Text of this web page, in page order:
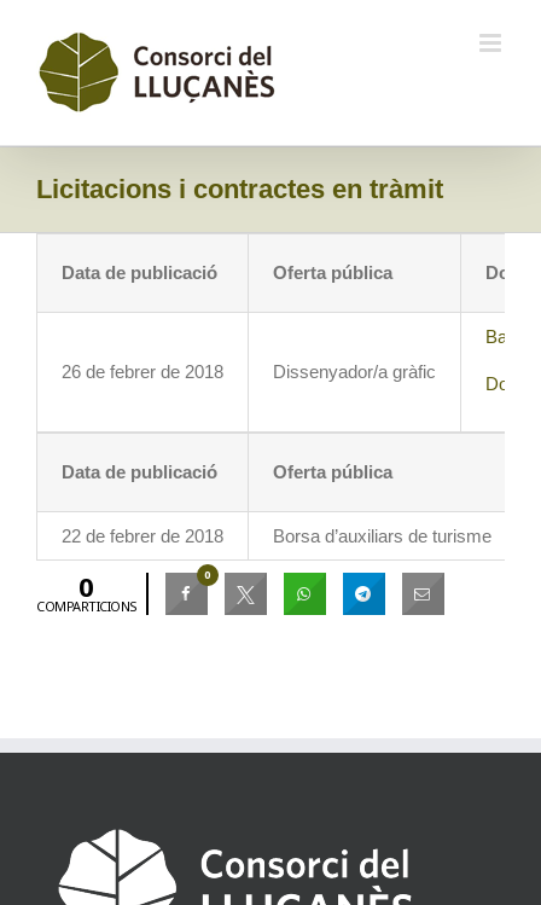
content
Licitacions i contractes en tràmit
Data de publicació Oferta pública
26 de febrer de 2018 Dissenyador/a gràfic
Bases
Data de publicació Oferta pública
22 de febrer de 2018 Borsa d’auxiliars de turisme
0
COMPARTICIONS
0